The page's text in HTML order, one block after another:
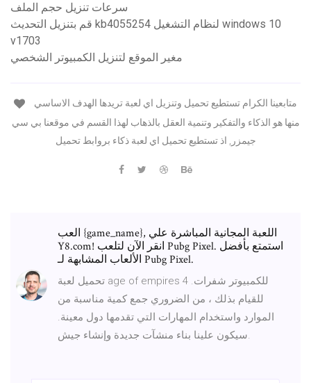
سرعات تنزيل حجم الملف
قم بتنزيل التحديث kb4055254 لنظام التشغيل windows 10
v1703
مغير الموقع لتنزيل الكمبيوتر الشخصي
منها هو الذكاء والتفكير وتنمية العقل بالذهاب لهذا القسم في موقعنا بي سي
جيمزر, اذ تستطيع تحميل اي لعبة ذكاء بروابط تحميل
العب {game_name}, اللعبة المجانية المباشرة علي
Y8.com! انقر الآن لتلعب Pubg Pixel. استمتع بأفضل
الألعاب المشابهة لـ Pubg Pixel.
تحميل لعبة age of empires 4 للكمبيوتر شفرات.
للقيام بذلك ، من الضروري جمع كمية مناسبة من
الموارد واستخدام المهارات التي تقدمها دول معينة.
سيكون علينا بناء منشآت جديدة وإنشاء جيش.